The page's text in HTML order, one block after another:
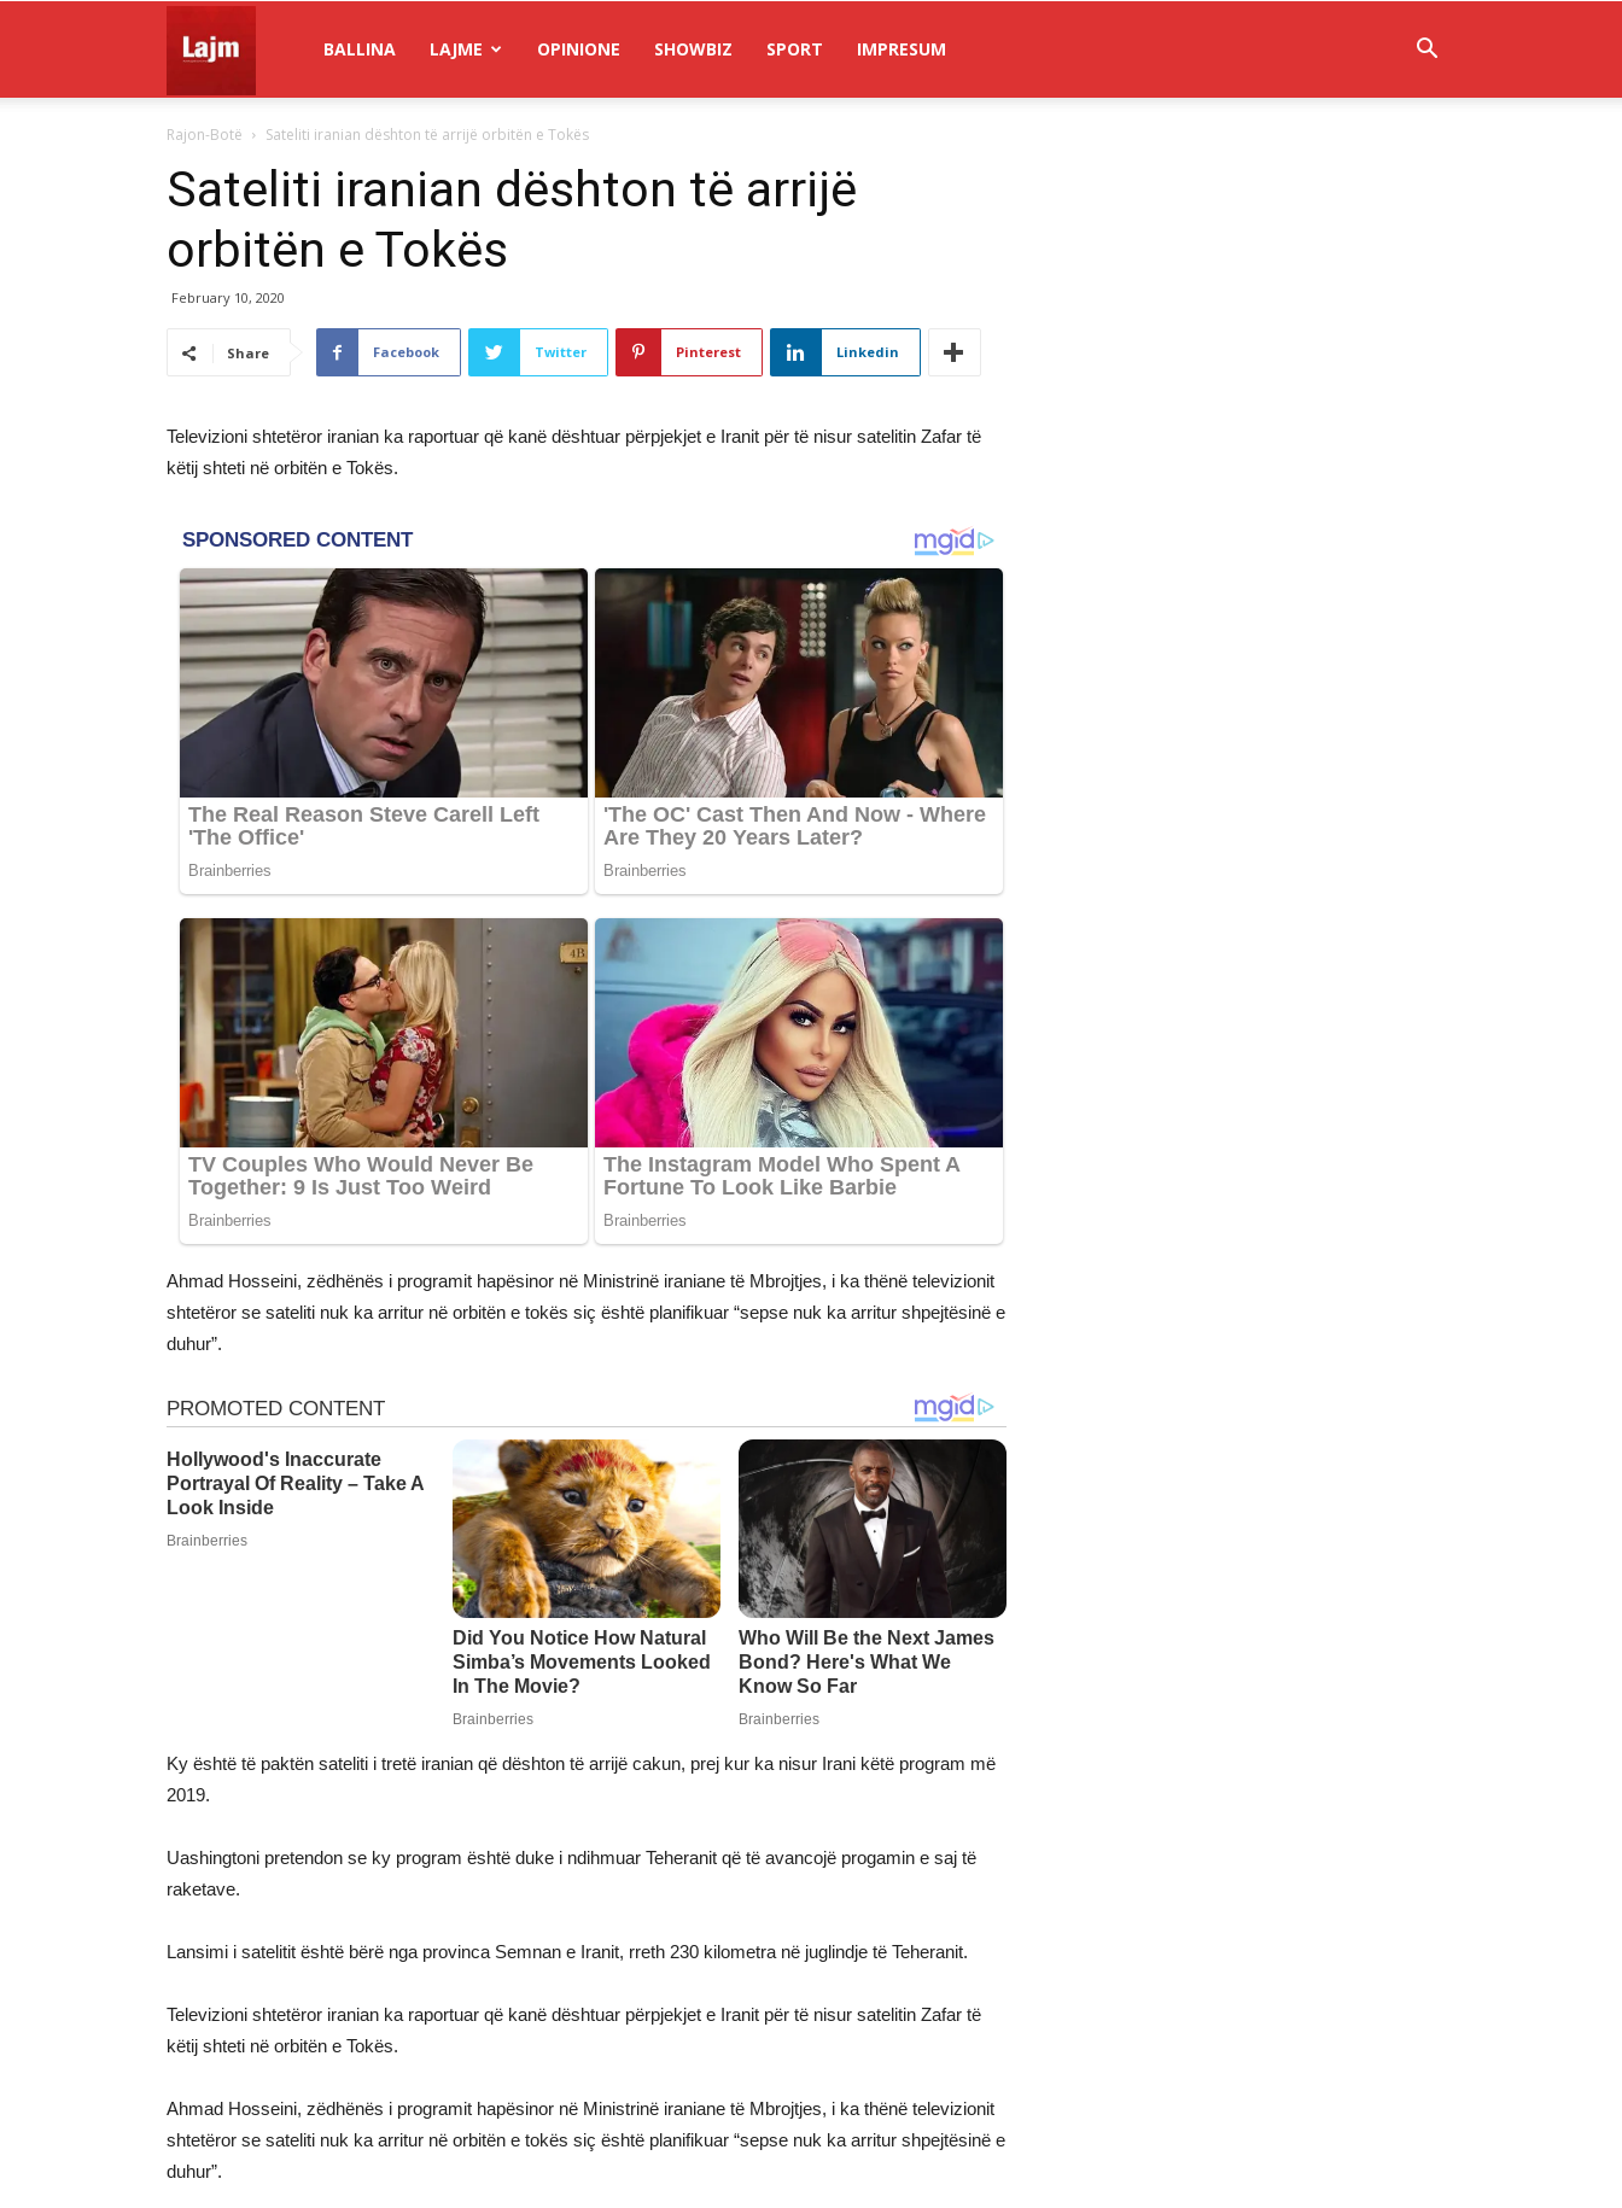
Lajm
BALLINA LAJME OPINIONE SHOWBIZ SPORT IMPRESUM
Rajon-Botë Sateliti iranian dështon të arrijë orbitën e Tokës
Sateliti iranian dështon të arrijë
orbitën e Tokës
February 10, 2020
Share Facebook Twitter Pinterest Linkedin
Televizioni shtetëror iranian ka raportuar që kanë dështuar përpjekjet e Iranit për të nisur satelitin Zafar të
këtij shteti në orbitën e Tokës.
Ahmad Hosseini, zëdhënës i programit hapësinor në Ministrinë iraniane të Mbrojtjes, i ka thënë televizionit
shtetëror se sateliti nuk ka arritur në orbitën e tokës siç është planifikuar “sepse nuk ka arritur shpejtësinë e
duhur”.
Ky është të paktën sateliti i tretë iranian që dështon të arrijë cakun, prej kur ka nisur Irani këtë program më
2019.
Uashingtoni pretendon se ky program është duke i ndihmuar Teheranit që të avancojë progamin e saj të
raketave.
Lansimi i satelitit është bërë nga provinca Semnan e Iranit, rreth 230 kilometra në juglindje të Teheranit.
Televizioni shtetëror iranian ka raportuar që kanë dështuar përpjekjet e Iranit për të nisur satelitin Zafar të
këtij shteti në orbitën e Tokës.
Ahmad Hosseini, zëdhënës i programit hapësinor në Ministrinë iraniane të Mbrojtjes, i ka thënë televizionit
shtetëror se sateliti nuk ka arritur në orbitën e tokës siç është planifikuar “sepse nuk ka arritur shpejtësinë e
duhur”.